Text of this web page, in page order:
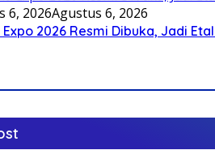
6, 2026Agustus 6, 2026
2026 Resmi Dibuka, Jadi